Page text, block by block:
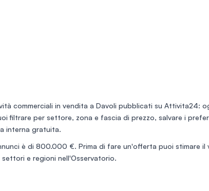
commerciali in vendita a Davoli pubblicati su Attivita24:
filtrare per settore, zona e fascia di prezzo, salvare i
interna gratuita.
è di 800.000 €. Prima di fare un'offerta puoi stimare
e regioni nell'Osservatorio.